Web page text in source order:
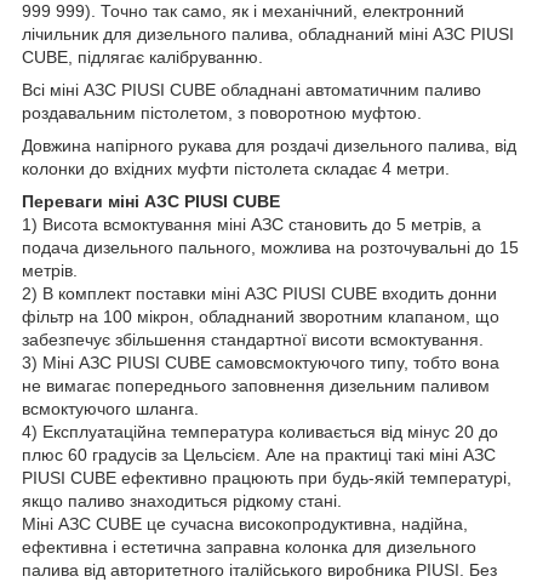
999 999). Точно так само, як і механічний, електронний
лічильник для дизельного палива, обладнаний міні АЗС PIUSI
CUBE, підлягає калібруванню.
Всі міні АЗС PIUSI CUBE обладнані автоматичним паливо
роздавальним пістолетом, з поворотною муфтою.
Довжина напірного рукава для роздачі дизельного палива, від
колонки до вхідних муфти пістолета складає 4 метри.
Переваги міні АЗС PIUSI CUBE
1) Висота всмоктування міні АЗС становить до 5 метрів, а
подача дизельного пального, можлива на розточувальні до 15
метрів.
2) В комплект поставки міні АЗС PIUSI CUBE входить донни
фільтр на 100 мікрон, обладнаний зворотним клапаном, що
забезпечує збільшення стандартної висоти всмоктування.
3) Міні АЗС PIUSI CUBE самовсмоктуючого типу, тобто вона
не вимагає попереднього заповнення дизельним паливом
всмоктуючого шланга.
4) Експлуатаційна температура коливається від мінус 20 до
плюс 60 градусів за Цельсієм. Але на практиці такі міні АЗС
PIUSI CUBE ефективно працюють при будь-якій температурі,
якщо паливо знаходиться рідкому стані.
Міні АЗС CUBE це сучасна високопродуктивна, надійна,
ефективна і естетична заправна колонка для дизельного
палива від авторитетного італійського виробника PIUSI. Без